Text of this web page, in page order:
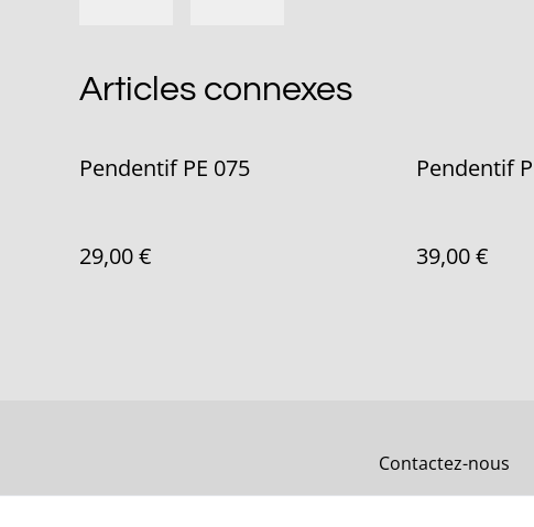
Articles connexes
Pendentif PE 075
29,00 €
Pendentif
39,00 €
Contactez-nous